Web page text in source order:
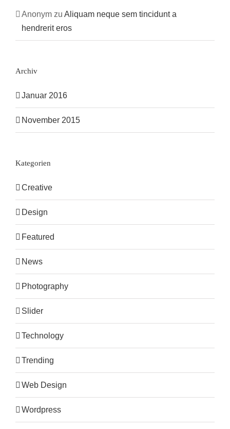
Anonym zu Aliquam neque sem tincidunt a
hendrerit eros
Archiv
Januar 2016
November 2015
Kategorien
Creative
Design
Featured
News
Photography
Slider
Technology
Trending
Web Design
Wordpress